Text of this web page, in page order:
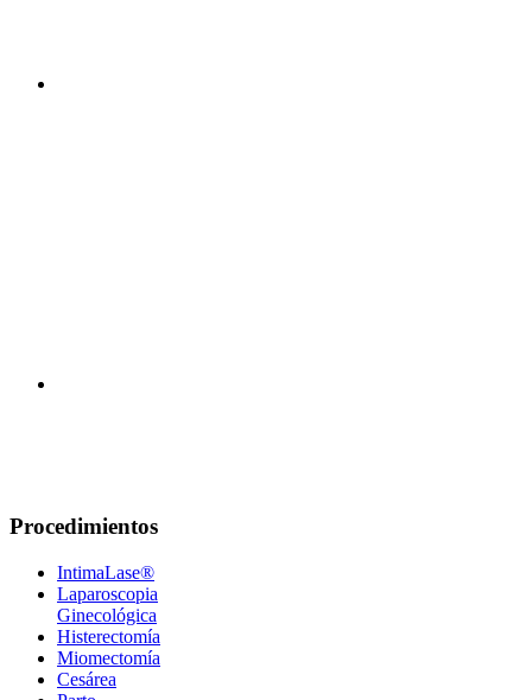
Procedimientos
IntimaLase®
Laparoscopia
Ginecológica
Histerectomía
Miomectomía
Cesárea